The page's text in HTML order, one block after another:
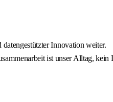
Innovation weiter.
ist unser Alltag, kein